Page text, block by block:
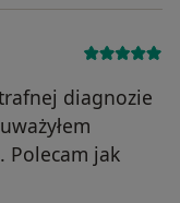
diagnozie
Polecam jak